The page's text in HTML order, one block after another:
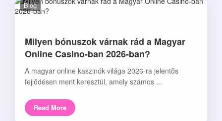
Blog
Milyen bónuszok várnak rád a Magyar
Online Casino-ban 2026-ban?
A magyar online kaszinók világa 2026-ra jelentős
fejlődésen ment keresztül, amely számos ...
Read More